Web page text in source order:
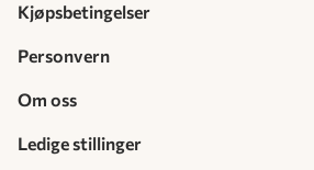
Kjøpsbetingelser
Personvern
Om oss
Ledige stillinger